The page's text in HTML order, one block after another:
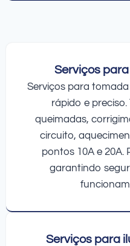
Serviços
Serviços para
rápido e
queimadas,
circuito,
pontos 10A e 20A.
garantindo
Serviços para